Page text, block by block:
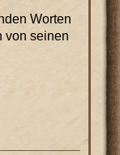
Worten
von seinen